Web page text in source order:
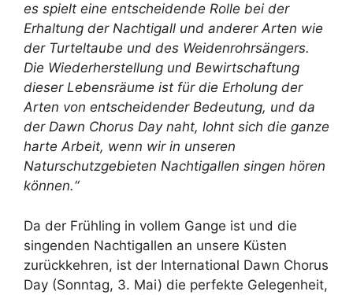
es spielt eine entscheidende Rolle bei der
Erhaltung der Nachtigall und anderer Arten wie
der Turteltaube und des Weidenrohrsängers.
Die Wiederherstellung und Bewirtschaftung
dieser Lebensräume ist für die Erholung der
Arten von entscheidender Bedeutung, und da
der Dawn Chorus Day naht, lohnt sich die ganze
harte Arbeit, wenn wir in unseren
Naturschutzgebieten Nachtigallen singen hören
können.“
Da der Frühling in vollem Gange ist und die
singenden Nachtigallen an unsere Küsten
zurückkehren, ist der International Dawn Chorus
Day (Sonntag, 3. Mai) die perfekte Gelegenheit,